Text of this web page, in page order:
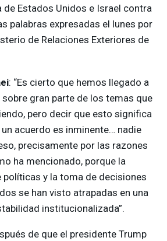
de Estados Unidos e Israel contra
palabras expresadas el lunes por
de Relaciones Exteriores de
: “Es cierto que hemos llegado a
gran parte de los temas que
pero decir que esto significa
acuerdo es inminente… nadie
precisamente por las razones
ha mencionado, porque la
y la toma de decisiones
se han visto atrapadas en una
institucionalizada”.
de que el presidente Trump